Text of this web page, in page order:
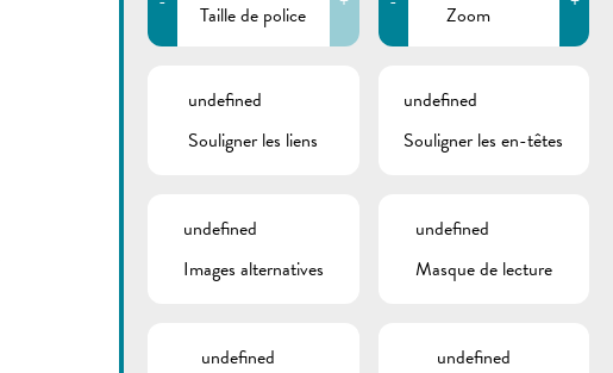
Taille de police
Zoom
undefined
Souligner les liens
undefined
Souligner les en-têtes
undefined
Images alternatives
undefined
Masque de lecture
undefined
undefined